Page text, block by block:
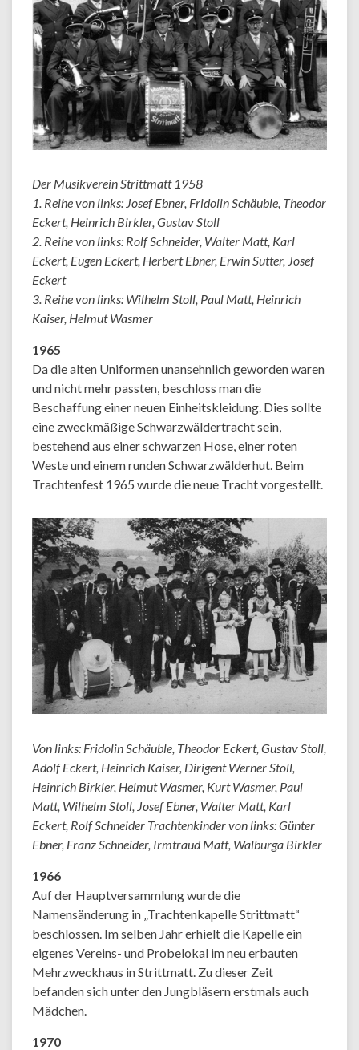
Der Musikverein Strittmatt 1958
1. Reihe von links: Josef Ebner, Fridolin Schäuble, Theodor
Eckert, Heinrich Birkler, Gustav Stoll
2. Reihe von links: Rolf Schneider, Walter Matt, Karl
Eckert, Eugen Eckert, Herbert Ebner, Erwin Sutter, Josef
Eckert
3. Reihe von links: Wilhelm Stoll, Paul Matt, Heinrich
Kaiser, Helmut Wasmer
1965
Da die alten Uniformen unansehnlich geworden waren
und nicht mehr passten, beschloss man die
Beschaffung einer neuen Einheitskleidung. Dies sollte
eine zweckmäßige Schwarzwäldertracht sein,
bestehend aus einer schwarzen Hose, einer roten
Weste und einem runden Schwarzwälderhut. Beim
Trachtenfest 1965 wurde die neue Tracht vorgestellt.
Von links: Fridolin Schäuble, Theodor Eckert, Gustav Stoll,
Adolf Eckert, Heinrich Kaiser, Dirigent Werner Stoll,
Heinrich Birkler, Helmut Wasmer, Kurt Wasmer, Paul
Matt, Wilhelm Stoll, Josef Ebner, Walter Matt, Karl
Eckert, Rolf Schneider Trachtenkinder von links: Günter
Ebner, Franz Schneider, Irmtraud Matt, Walburga Birkler
1966
Auf der Hauptversammlung wurde die
Namensänderung in „Trachtenkapelle Strittmatt“
beschlossen. Im selben Jahr erhielt die Kapelle ein
eigenes Vereins- und Probelokal im neu erbauten
Mehrzweckhaus in Strittmatt. Zu dieser Zeit
befanden sich unter den Jungbläsern erstmals auch
Mädchen.
1970